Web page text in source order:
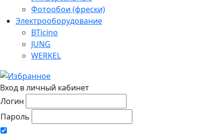
Фотообои (фрески)
Электрооборудование
BTicino
JUNG
WERKEL
Вход в личный кабинет
Логин
Пароль